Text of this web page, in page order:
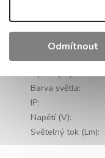
Odmítnout
Záruka:
Hmotnost:
EAN:
Barva světla:
IP:
Napětí (V):
Světelný tok (Lm):